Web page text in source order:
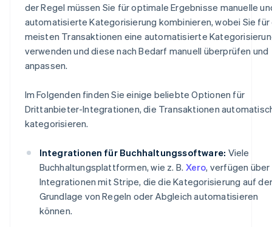
der Regel müssen Sie für optimale Ergebnisse manuelle
automatisierte Kategorisierung kombinieren, wobei Sie für
meisten Transaktionen eine automatisierte
verwenden und diese nach Bedarf manuell überprüfen und
anpassen.
Im Folgenden finden Sie einige beliebte Optionen für
Drittanbieter-Integrationen, die Transaktionen
kategorisieren.
Integrationen für Buchhaltungssoftware: Viele
Buchhaltungsplattformen, wie z. B. Xero, verfügen über
Integrationen mit Stripe, die die Kategorisierung auf der
Grundlage von Regeln oder Abgleich automatisieren
können.